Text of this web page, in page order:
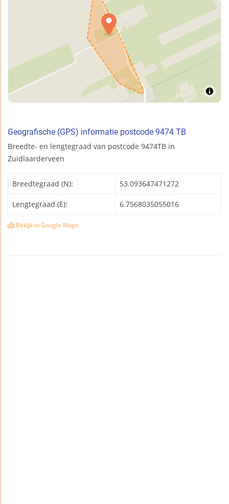
Geografische (GPS) informatie postcode 9474 TB
Breedte- en lengtegraad van postcode 9474TB in
Zuidlaarderveen
Breedtegraad (N): 53.093647471272
Lengtegraad (E): 6.7568035055016
Bekijk in Google Maps